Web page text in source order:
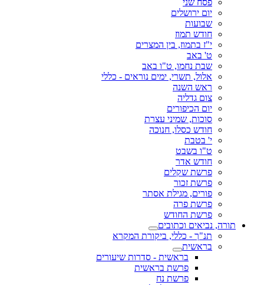
פסח שני
יום ירושלים
שבועות
חודש תמוז
י"ז בתמוז, בין המצרים
ט' באב
שבת נחמו, ט"ו באב
אלול, תשרי, ימים נוראים - כללי
ראש השנה
צום גדליה
יום הכיפורים
סוכות, שמיני עצרת
חודש כסלו, חנוכה
י' בטבת
ט"ו בשבט
חודש אדר
פרשת שקלים
פרשת זכור
פורים, מגילת אסתר
פרשת פרה
פרשת החודש
תורה, נביאים וכתובים
תנ"ך - כללי, ביקורת המקרא
בראשית
בראשית - סדרות שיעורים
פרשת בראשית
פרשת נח